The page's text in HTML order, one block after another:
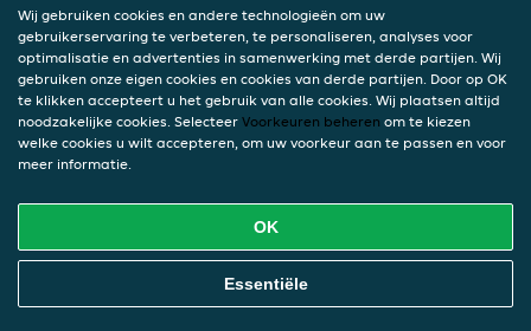
Wij gebruiken cookies en andere technologieën om uw
gebruikerservaring te verbeteren, te personaliseren, analyses voor
optimalisatie en advertenties in samenwerking met derde partijen. Wij
gebruiken onze eigen cookies en cookies van derde partijen. Door op OK
te klikken accepteert u het gebruik van alle cookies. Wij plaatsen altijd
noodzakelijke cookies. Selecteer Voorkeuren beheren om te kiezen
welke cookies u wilt accepteren, om uw voorkeur aan te passen en voor
meer informatie.
OK
Essentiële